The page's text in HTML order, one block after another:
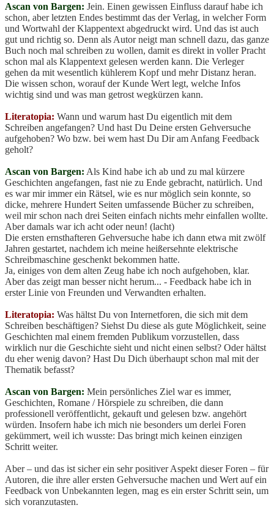
Ascan von Bargen: Jein. Einen gewissen Einfluss darauf habe ich
schon, aber letzten Endes bestimmt das der Verlag, in welcher Form
und Wortwahl der Klappentext abgedruckt wird. Und das ist auch
gut und richtig so. Denn als Autor neigt man schnell dazu, das ganze
Buch noch mal schreiben zu wollen, damit es direkt in voller Pracht
schon mal als Klappentext gelesen werden kann. Die Verleger
gehen da mit wesentlich kühlerem Kopf und mehr Distanz heran.
Die wissen schon, worauf der Kunde Wert legt, welche Infos
wichtig sind und was man getrost wegkürzen kann.
Literatopia: Wann und warum hast Du eigentlich mit dem
Schreiben angefangen? Und hast Du Deine ersten Gehversuche
aufgehoben? Wo bzw. bei wem hast Du Dir am Anfang Feedback
geholt?
Ascan von Bargen: Als Kind habe ich ab und zu mal kürzere
Geschichten angefangen, fast nie zu Ende gebracht, natürlich. Und
es war mir immer ein Rätsel, wie es nur möglich sein konnte, so
dicke, mehrere Hundert Seiten umfassende Bücher zu schreiben,
weil mir schon nach drei Seiten einfach nichts mehr einfallen wollte.
Aber damals war ich acht oder neun! (lacht)
Die ersten ernsthafteren Gehversuche habe ich dann etwa mit zwölf
Jahren gestartet, nachdem ich meine heißersehnte elektrische
Schreibmaschine geschenkt bekommen hatte.
Ja, einiges von dem alten Zeug habe ich noch aufgehoben, klar.
Aber das zeigt man besser nicht herum... - Feedback habe ich in
erster Linie von Freunden und Verwandten erhalten.
Literatopia: Was hältst Du von Internetforen, die sich mit dem
Schreiben beschäftigen? Siehst Du diese als gute Möglichkeit, seine
Geschichten mal einem fremden Publikum vorzustellen, dass
wirklich nur die Geschichte sieht und nicht einen selbst? Oder hältst
du eher wenig davon? Hast Du Dich überhaupt schon mal mit der
Thematik befasst?
Ascan von Bargen: Mein persönliches Ziel war es immer,
Geschichten, Romane / Hörspiele zu schreiben, die dann
professionell veröffentlicht, gekauft und gelesen bzw. angehört
würden. Insofern habe ich mich nie besonders um derlei Foren
gekümmert, weil ich wusste: Das bringt mich keinen einzigen
Schritt weiter.
Aber – und das ist sicher ein sehr positiver Aspekt dieser Foren – für
Autoren, die ihre aller ersten Gehversuche machen und Wert auf ein
Feedback von Unbekannten legen, mag es ein erster Schritt sein, um
sich voranzutasten.